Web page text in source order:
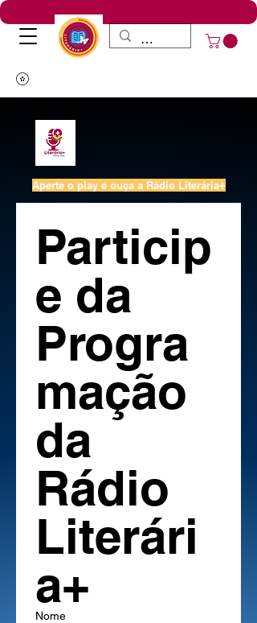
Aperte o play e ouça a Rádio Literária+
Particip
e da
Progra
mação
da
Rádio
Literári
a+
Nome